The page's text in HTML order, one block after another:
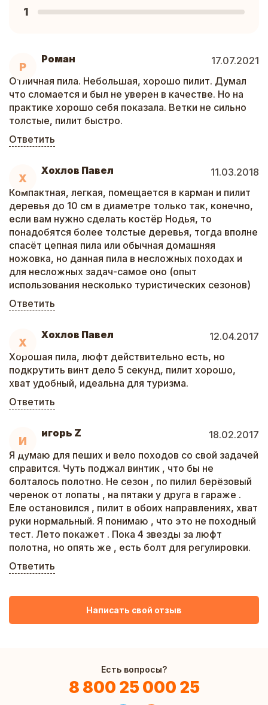
Р
Роман
17.07.2021
Отличная пила. Небольшая, хорошо пилит. Думал
что сломается и был не уверен в качестве. Но на
практике хорошо себя показала. Ветки не сильно
толстые, пилит быстро.
Ответить
Х
Хохлов Павел
11.03.2018
Компактная, легкая, помещается в карман и пилит
деревья до 10 см в диаметре только так, конечно,
если вам нужно сделать костёр Нодья, то
понадобятся более толстые деревья, тогда вполне
спасёт цепная пила или обычная домашняя
ножовка, но данная пила в несложных походах и
для несложных задач-самое оно (опыт
использования несколько туристических сезонов)
Ответить
Х
Хохлов Павел
12.04.2017
Хорошая пила, люфт действительно есть, но
подкрутить винт дело 5 секунд, пилит хорошо,
хват удобный, идеальна для туризма.
Ответить
И
игорь Z
18.02.2017
Я думаю для пеших и вело походов со свой задачей
справится. Чуть поджал винтик , что бы не
болталось полотно. Не сезон , по пилил берёзовый
черенок от лопаты , на пятаки у друга в гараже .
Еле остановился , пилит в обоих направлениях, хват
руки нормальный. Я понимаю , что это не походный
тест. Лето покажет . Пока 4 звезды за люфт
полотна, но опять же , есть болт для регулировки.
Ответить
1
Написать свой отзыв
Есть вопросы?
8 800 25 000 25